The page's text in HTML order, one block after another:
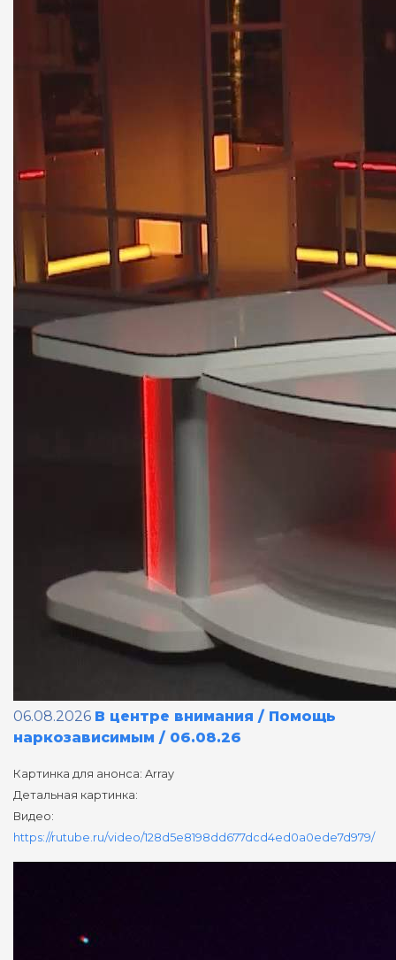
06.08.2026 В центре внимания / Помощь
наркозависимым / 06.08.26
Картинка для анонса: Array
Детальная картинка:
Видео:
https://rutube.ru/video/128d5e8198dd677dcd4ed0a0ede7d979/